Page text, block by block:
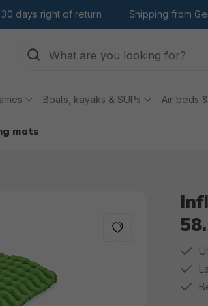
30 days right of return Shipping from
Boats, kayaks & SUPs Air beds
mats